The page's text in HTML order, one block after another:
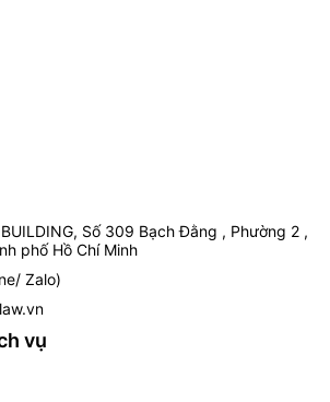
Số 309 Bạch Đằng , Phường 2 ,
phố Hồ Chí Minh
Zalo)
vụ